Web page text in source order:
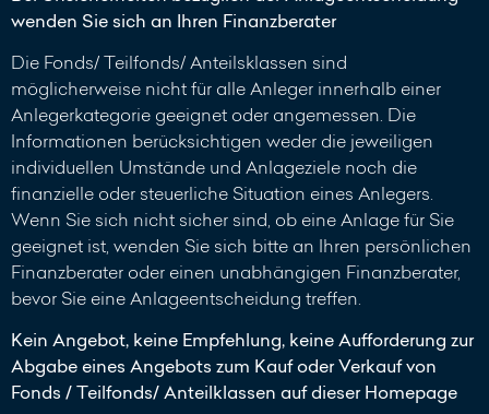
wenden Sie sich an Ihren Finanzberater
Die Fonds/ Teilfonds/ Anteilsklassen sind
möglicherweise nicht für alle Anleger innerhalb einer
Anlegerkategorie geeignet oder angemessen. Die
Informationen berücksichtigen weder die jeweiligen
individuellen Umstände und Anlageziele noch die
finanzielle oder steuerliche Situation eines Anlegers.
Wenn Sie sich nicht sicher sind, ob eine Anlage für Sie
geeignet ist, wenden Sie sich bitte an Ihren persönlichen
Finanzberater oder einen unabhängigen Finanzberater,
bevor Sie eine Anlageentscheidung treffen.
Kein Angebot, keine Empfehlung, keine Aufforderung zur
Abgabe eines Angebots zum Kauf oder Verkauf von
Fonds / Teilfonds/ Anteilklassen auf dieser Homepage